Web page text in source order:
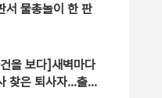
서 물총놀이 한 판
을 보다]새벽마다
찾은 퇴사자…출근